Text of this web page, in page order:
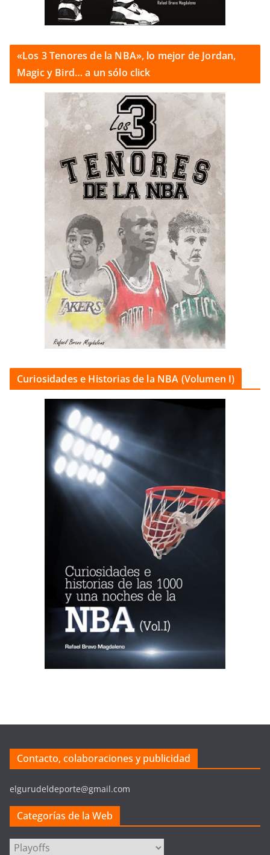
«Los 3 Tenores de la NBA», lo mejor de Jordan,
Magic y Bird… a un sólo click
Curiosidades e Historias de la NBA (Volumen I)
Contacto, colaboraciones y publicidad
elgurudeldeporte@gmail.com
Categorías de la Web
Categorías